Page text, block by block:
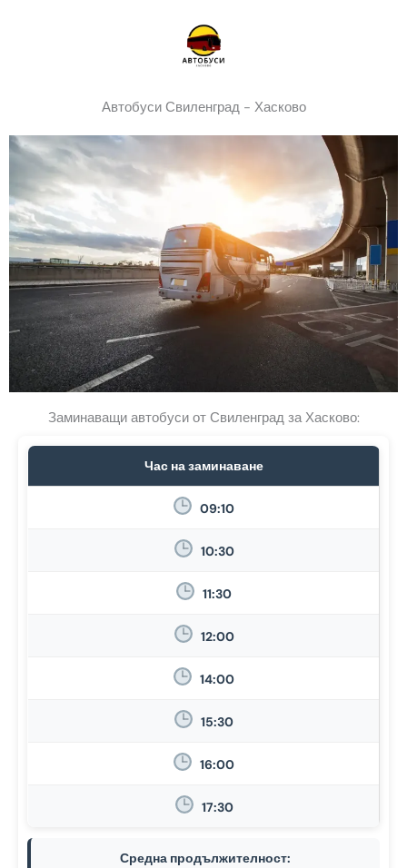
Автобуси Свиленград - Хасково
Заминаващи автобуси от Свиленград за Хасково:
Час на заминаване
09:10
10:30
11:30
12:00
14:00
15:30
16:00
17:30
Средна продължителност: